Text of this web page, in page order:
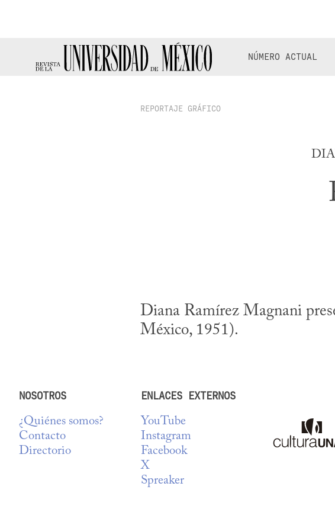
NÚMERO ACTUAL
REPORTAJE GRÁFICO
Diana Ramírez Magnani
México, 1951).
NOSOTROS
¿Quiénes somos?
Contacto
Directorio
ENLACES EXTERNOS
YouTube
Instagram
Facebook
X
Spreaker